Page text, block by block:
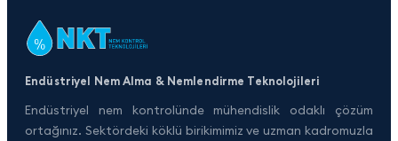
Endüstriyel Nem Alma & Nemlendirme Teknolojileri
Endüstriyel nem kontrolünde mühendislik odaklı çözüm
ortağınız. Sektördeki köklü birikimimiz ve uzman kadromuzla